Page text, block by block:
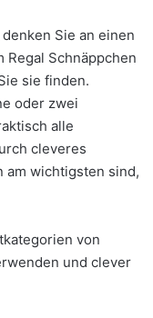
Sie an einen
Regal Schnäppchen
sie finden.
oder zwei
alle
cleveres
am wichtigsten sind,
von
und clever